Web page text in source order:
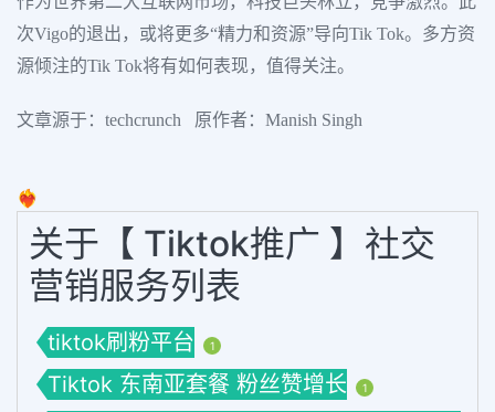
次Vigo的退出，或将更多“精力和资源”导向Tik Tok。多方资
源倾注的Tik Tok将有如何表现，值得关注。
文章源于：techcrunch 原作者：Manish Singh
❤️‍🔥
关于【 Tiktok推广 】社交
营销服务列表
tiktok刷粉平台 1
Tiktok 东南亚套餐 粉丝赞增长 1